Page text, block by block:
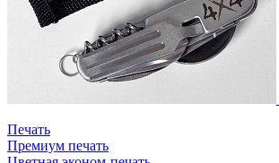
Печать
Премиум печать